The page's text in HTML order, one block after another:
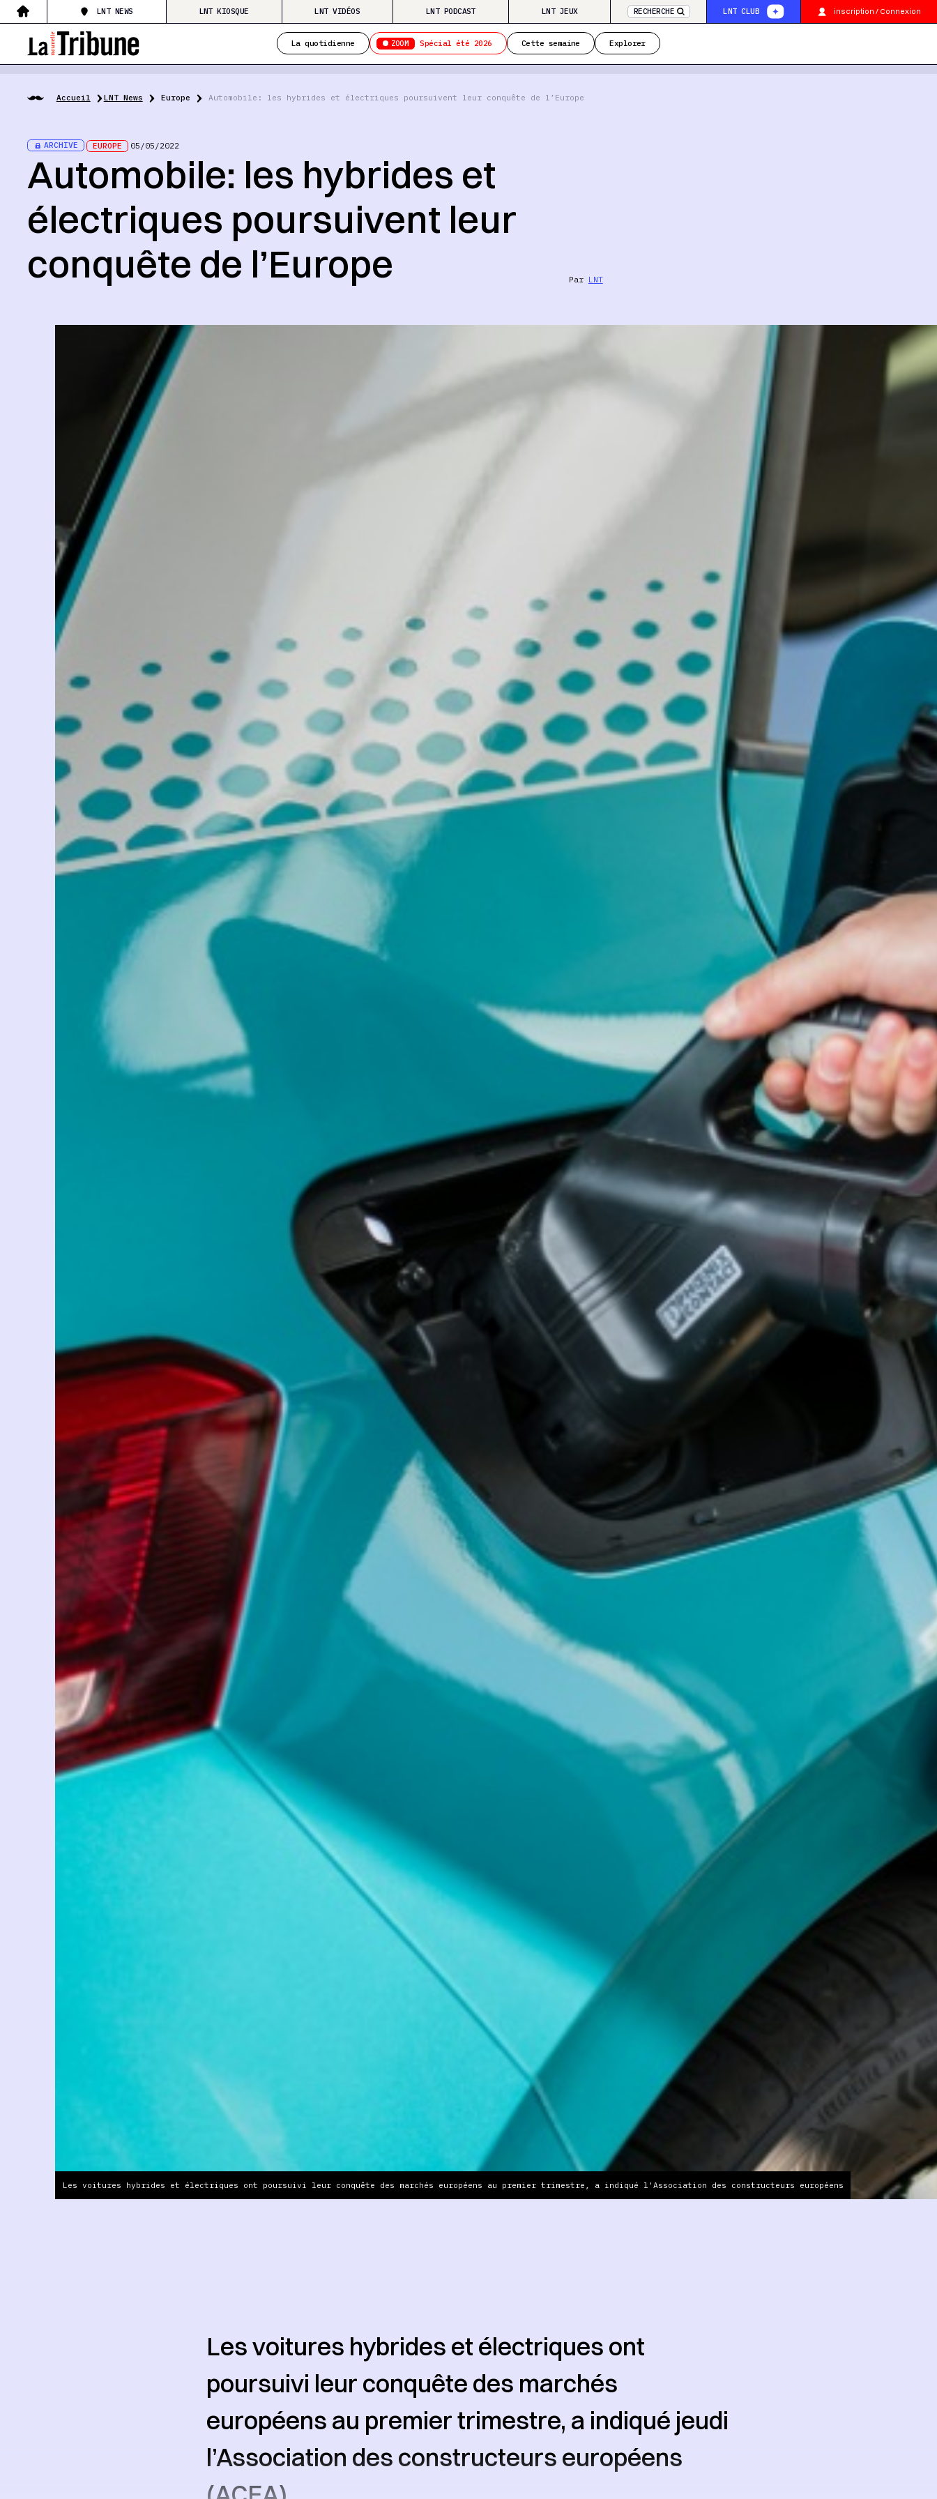
LNT NEWS LNT KIOSQUE LNT VIDÉOS LNT PODCAST LNT JEUX RECHERCHE LNT CLUB inscription / Connexion
La quotidienne ZOOM Spécial été 2026 Cette semaine Explorer
Accueil LNT News Europe Automobile: les hybrides et électriques poursuivent leur conquête de l’Europe
ARCHIVE EUROPE 05/05/2022
Automobile: les hybrides et
électriques poursuivent leur
conquête de l’Europe
Par LNT
Les voitures hybrides et électriques ont poursuivi leur conquête des marchés européens au premier trimestre, a indiqué l'Association des constructeurs européens
Les voitures hybrides et électriques ont
poursuivi leur conquête des marchés
européens au premier trimestre, a indiqué jeudi
l’Association des constructeurs européens